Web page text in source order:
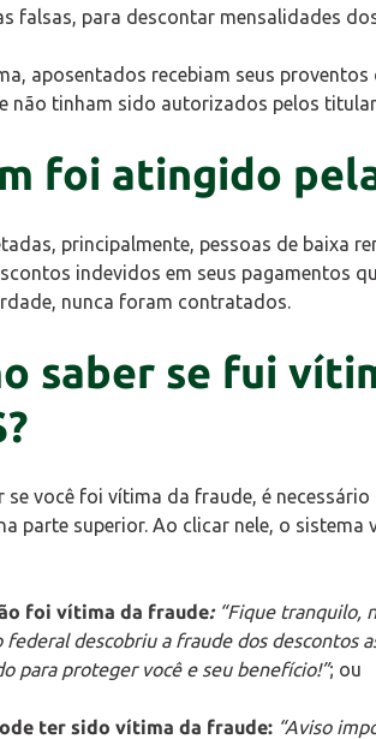
falsas, para descontar mensalidades
aposentados recebiam seus
não tinham sido autorizados pelos
foi atingido
principalmente, pessoas de baixa
indevidos em seus pagamentos
nunca foram contratados.
saber se fui
se você foi vítima da fraude, é
parte superior. Ao clicar nele, o
foi vítima da fraude:“Fique tranquilo,
federal descobriu a fraude dos descontos
para proteger você e seu benefício!”; ou
ter sido vítima da fraude: “Aviso